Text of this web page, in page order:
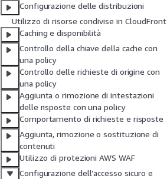
Configurazione delle distribuzioni
Utilizzo di risorse condivise in CloudFront
Caching e disponibilità
Controllo della chiave della cache con
una policy
Controllo delle richieste di origine con
una policy
Aggiunta o rimozione di intestazioni
delle risposte con una policy
Comportamento di richieste e risposte
Aggiunta, rimozione o sostituzione di
contenuti
Utilizzo di protezioni AWS WAF
Configurazione dell’accesso sicuro e